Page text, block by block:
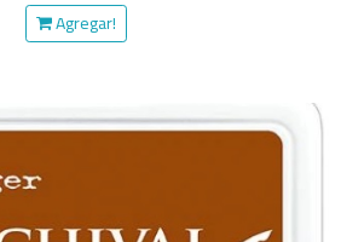
Agregar!